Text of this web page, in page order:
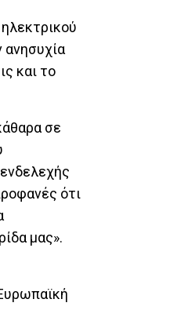
ανησυχία
και το
σε
ότι
μας».